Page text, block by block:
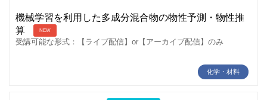
機械学習を利用した多成分混合物の物性予測・物性推
算
NEW
受講可能な形式：【ライブ配信】or【アーカイブ配信】のみ
化学・材料